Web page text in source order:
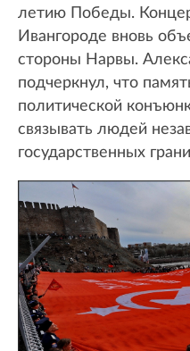
летию Победы.
Ивангороде вновь
стороны Нарвы.
подчеркнул, что
политической
связывать людей
государственных